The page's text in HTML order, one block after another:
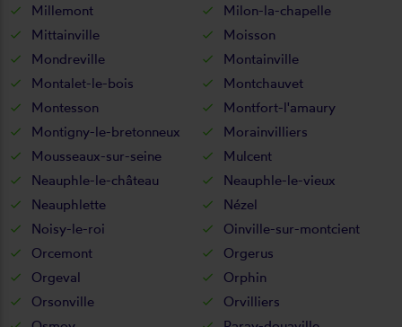
Millemont
Milon-la-chapelle
Mittainville
Moisson
Mondreville
Montainville
Montalet-le-bois
Montchauvet
Montesson
Montfort-l'amaury
Montigny-le-bretonneux
Morainvilliers
Mousseaux-sur-seine
Mulcent
Neauphle-le-château
Neauphle-le-vieux
Neauphlette
Nézel
Noisy-le-roi
Oinville-sur-montcient
Orcemont
Orgerus
Orgeval
Orphin
Orsonville
Orvilliers